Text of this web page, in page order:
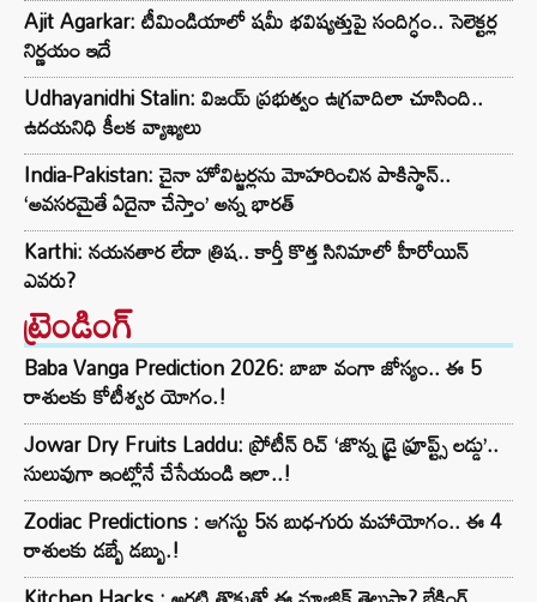
Ajit Agarkar: టీమిండియాలో షమీ భవిష్యత్తుపై సందిగ్ధం.. సెలెక్టర్ల
నిర్ణయం ఇదే
Udhayanidhi Stalin: విజయ్ ప్రభుత్వం ఉగ్రవాదిలా చూసింది..
ఉదయనిధి కీలక వ్యాఖ్యలు
India-Pakistan: చైనా హోవిట్జర్లను మోహరించిన పాకిస్థాన్..
‘అవసరమైతే ఏదైనా చేస్తాం’ అన్న భారత్
Karthi: నయనతార లేదా త్రిష.. కార్తీ కొత్త సినిమాలో హీరోయిన్
ఎవరు?
ట్రెండింగ్‌
Baba Vanga Prediction 2026: బాబా వంగా జోస్యం.. ఈ 5
రాశులకు కోటీశ్వర యోగం.!
Jowar Dry Fruits Laddu: ప్రోటీన్ రిచ్ ‘జొన్న డ్రై ఫ్రూప్ట్స్ లడ్డు’..
సులువుగా ఇంట్లోనే చేసేయండి ఇలా..!
Zodiac Predictions : ఆగస్టు 5న బుధ-గురు మహాయోగం.. ఈ 4
రాశులకు డబ్బే డబ్బు.!